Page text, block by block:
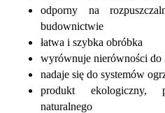
odporny na
budownictwie
łatwa i szybka obróbka
wyrównuje nierówności do
nadaje się do systemów
produkt ekologiczny,
naturalnego